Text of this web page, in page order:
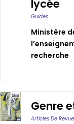
lycée
Guides
Ministère
recherche
Genre
Articles De Revue